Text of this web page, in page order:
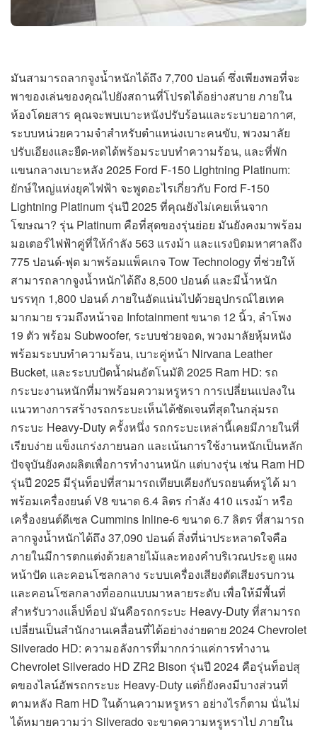
มันสามารถลากจูงน้ำหนักได้ถึง 7,700 ปอนด์ ซึ่งเพียงพอที่จะ
พาของเล่นของคุณไปยังสถานที่โปรดได้อย่างสบาย ภายใน
ห้องโดยสาร คุณจะพบเบาะหนังปรับร้อนและระบายอากาศ,
ระบบหน่วยความจำสำหรับตำแหน่งเบาะคนขับ, พวงมาลัย
ปรับเอียงและยืด-หดได้พร้อมระบบทำความร้อน, และที่พัก
แขนกลางเบาะหลัง 2025 Ford F-150 Lightning Platinum:
ยักษ์ใหญ่แห่งยุคไฟฟ้า จะพูดอะไรเกี่ยวกับ Ford F-150
Lightning Platinum รุ่นปี 2025 ที่คุณยังไม่เคยเห็นจาก
โฆษณา? รุ่น Platinum คือที่สุดของรุ่นย่อย มันยังคงมาพร้อม
มอเตอร์ไฟฟ้าคู่ที่ให้กำลัง 563 แรงม้า และแรงบิดมหาศาลถึง
775 ปอนด์-ฟุต มาพร้อมแพ็คเกจ Tow Technology ที่ช่วยให้
สามารถลากจูงน้ำหนักได้ถึง 8,500 ปอนด์ และมีน้ำหนัก
บรรทุก 1,800 ปอนด์ ภายในอัดแน่นไปด้วยอุปกรณ์ไฮเทค
มากมาย รวมถึงหน้าจอ Infotainment ขนาด 12 นิ้ว, ลำโพง
19 ตัว พร้อม Subwoofer, ระบบช่วยจอด, พวงมาลัยหุ้มหนัง
พร้อมระบบทำความร้อน, เบาะคู่หน้า Nirvana Leather
Bucket, และระบบปัดน้ำฝนอัตโนมัติ 2025 Ram HD: รถ
กระบะงานหนักที่มาพร้อมความหรูหรา การเปลี่ยนแปลงใน
แนวทางการสร้างรถกระบะเห็นได้ชัดเจนที่สุดในกลุ่มรถ
กระบะ Heavy-Duty ครั้งหนึ่ง รถกระบะเหล่านี้เคยมีภายในที่
เรียบง่าย แข็งแกร่งภายนอก และเน้นการใช้งานหนักเป็นหลัก
ปัจจุบันยังคงผลิตเพื่อการทำงานหนัก แต่บางรุ่น เช่น Ram HD
รุ่นปี 2025 มีรุ่นท็อปที่สามารถเทียบเคียงกับรถยนต์หรูได้ มา
พร้อมเครื่องยนต์ V8 ขนาด 6.4 ลิตร กำลัง 410 แรงม้า หรือ
เครื่องยนต์ดีเซล Cummins Inline-6 ขนาด 6.7 ลิตร ที่สามารถ
ลากจูงน้ำหนักได้ถึง 37,090 ปอนด์ สิ่งที่น่าประหลาดใจคือ
ภายในมีการตกแต่งด้วยลายไม้และทองคำบริเวณประตู แผง
หน้าปัด และคอนโซลกลาง ระบบเครื่องเสียงตัดเสียงรบกวน
และคอนโซลกลางที่ออกแบบมาหลายระดับ เพื่อให้มีพื้นที่
สำหรับวางแล็ปท็อป มันคือรถกระบะ Heavy-Duty ที่สามารถ
เปลี่ยนเป็นสำนักงานเคลื่อนที่ได้อย่างง่ายดาย 2024 Chevrolet
Silverado HD: ความอลังการที่มากกว่าแค่การทำงาน
Chevrolet Silverado HD ZR2 Bison รุ่นปี 2024 คือรุ่นท็อปสุ
ดของไลน์อัพรถกระบะ Heavy-Duty แต่ก็ยังคงมีบางส่วนที่
ตามหลัง Ram HD ในด้านความหรูหรา อย่างไรก็ตาม นั่นไม่
ได้หมายความว่า Silverado จะขาดความหรูหราไป ภายใน